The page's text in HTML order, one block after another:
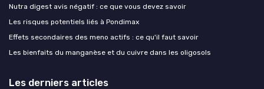
Nutra digest avis négatif : ce que vous devez savoir
Les risques potentiels liés à Pondimax
Effets secondaires des meno actifs : ce qu'il faut savoir
Les bienfaits du manganèse et du cuivre dans les oligosols
Les derniers articles